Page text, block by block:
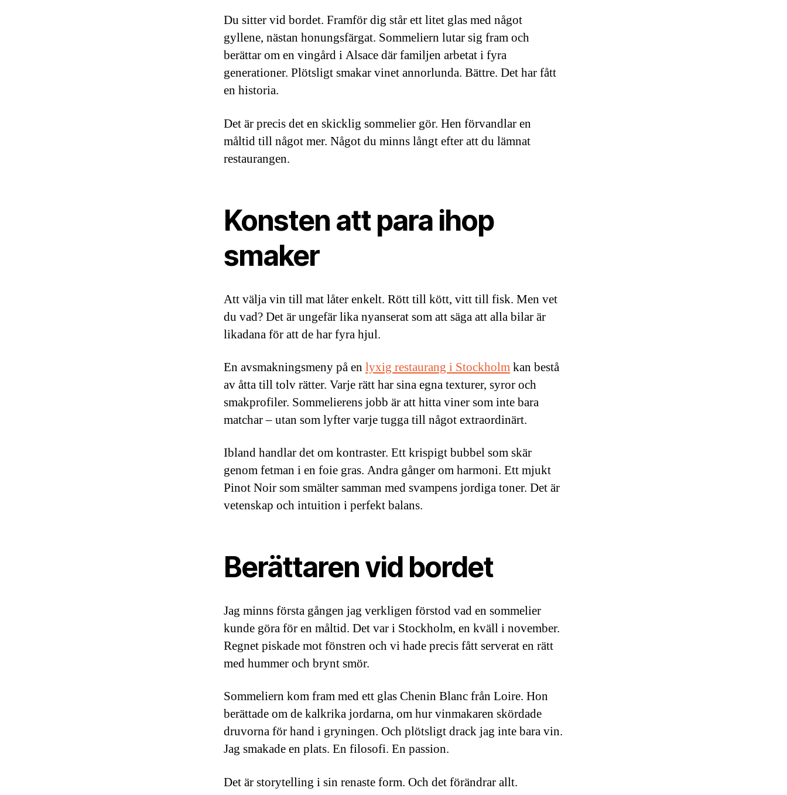
Du sitter vid bordet. Framför dig står ett litet glas med något
gyllene, nästan honungsfärgat. Sommeliern lutar sig fram och
berättar om en vingård i Alsace där familjen arbetat i fyra
generationer. Plötsligt smakar vinet annorlunda. Bättre. Det har fått
en historia.
Det är precis det en skicklig sommelier gör. Hen förvandlar en
måltid till något mer. Något du minns långt efter att du lämnat
restaurangen.
Konsten att para ihop
smaker
Att välja vin till mat låter enkelt. Rött till kött, vitt till fisk. Men vet
du vad? Det är ungefär lika nyanserat som att säga att alla bilar är
likadana för att de har fyra hjul.
En avsmakningsmeny på en lyxig restaurang i Stockholmkan bestå
av åtta till tolv rätter. Varje rätt har sina egna texturer, syror och
smakprofiler. Sommelierens jobb är att hitta viner som inte bara
matchar – utan som lyfter varje tugga till något extraordinärt.
Ibland handlar det om kontraster. Ett krispigt bubbel som skär
genom fetman i en foie gras. Andra gånger om harmoni. Ett mjukt
Pinot Noir som smälter samman med svampens jordiga toner. Det är
vetenskap och intuition i perfekt balans.
Berättaren vid bordet
Jag minns första gången jag verkligen förstod vad en sommelier
kunde göra för en måltid. Det var i Stockholm, en kväll i november.
Regnet piskade mot fönstren och vi hade precis fått serverat en rätt
med hummer och brynt smör.
Sommeliern kom fram med ett glas Chenin Blanc från Loire. Hon
berättade om de kalkrika jordarna, om hur vinmakaren skördade
druvorna för hand i gryningen. Och plötsligt drack jag inte bara vin.
Jag smakade en plats. En filosofi. En passion.
Det är storytelling i sin renaste form. Och det förändrar allt.